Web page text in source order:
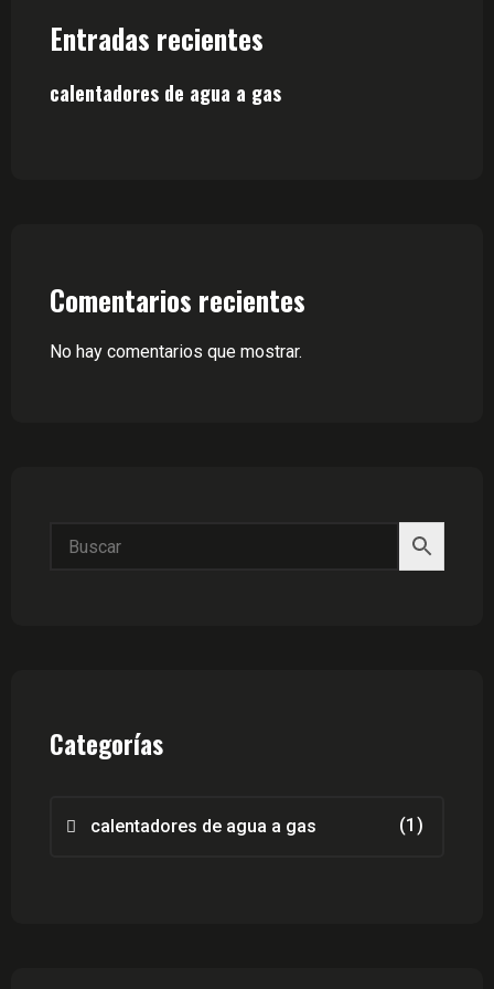
Entradas recientes
calentadores de agua a gas
Comentarios recientes
No hay comentarios que mostrar.
Categorías
calentadores de agua a gas (1)